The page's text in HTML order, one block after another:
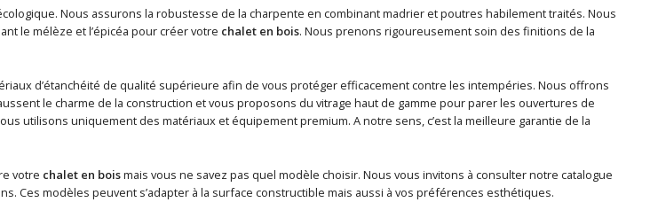
Nous assurons la robustesse de la charpente en combinant madrier et poutres habilement traités. Nous
le mélèze et l’épicéa pour créer votre chalet en bois. Nous prenons rigoureusement soin des finitions de la
d’étanchéité de qualité supérieure afin de vous protéger efficacement contre les intempéries. Nous offrons
le charme de la construction et vous proposons du vitrage haut de gamme pour parer les ouvertures de
utilisons uniquement des matériaux et équipement premium. A notre sens, c’est la meilleure garantie de la
votre chalet en boismais vous ne savez pas quel modèle choisir. Nous vous invitons à consulter notre catalogue
Ces modèles peuvent s’adapter à la surface constructible mais aussi à vos préférences esthétiques.